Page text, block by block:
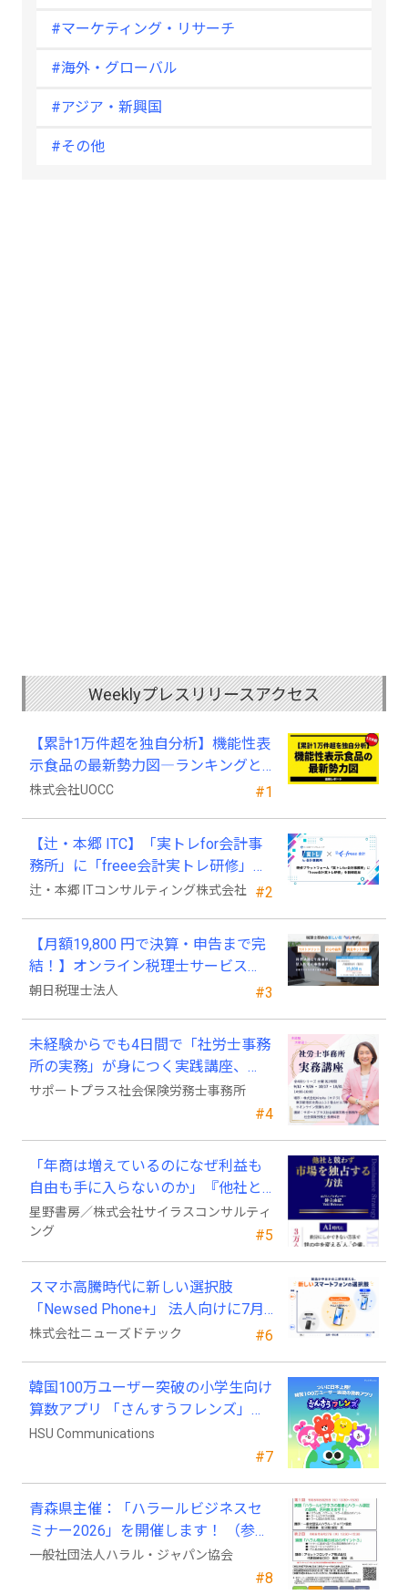
#マーケティング・リサーチ
#海外・グローバル
#アジア・新興国
#その他
Weeklyプレスリリースアクセス
#1
【累計1万件超を独自分析】機能性表
示食品の最新勢力図―ランキングと
2025年4月以降の変化
株式会社UOCC
#2
【辻・本郷 ITC】「実トレfor会計事
務所」に「freee会計実トレ研修」を
新規追加
辻・本郷 ITコンサルティング株式会社
#3
【月額19,800 円で決算・申告まで完
結！】オンライン税理士サービス
「Wiz サポ」
朝日税理士法人
#4
未経験からでも4日間で「社労士事務
所の実務」が身につく実践講座、
2026年9月開講
サポートプラス社会保険労務士事務所
#5
「年商は増えているのになぜ利益も
自由も手に入らないのか」『他社と
競わず 市場を独占する方法』発売
星野書房／株式会社サイラスコンサルティ
ング
#6
スマホ高騰時代に新しい選択肢
「Newsed Phone+」 法人向けに7月
23日から販売開始
株式会社ニューズドテック
#7
韓国100万ユーザー突破の小学生向け
算数アプリ 「さんすうフレンズ」、
ついに日本上陸!
HSU Communications
#8
青森県主催：「ハラールビジネスセ
ミナー2026」を開催します！ （参加
費無料）
一般社団法人ハラル・ジャパン協会